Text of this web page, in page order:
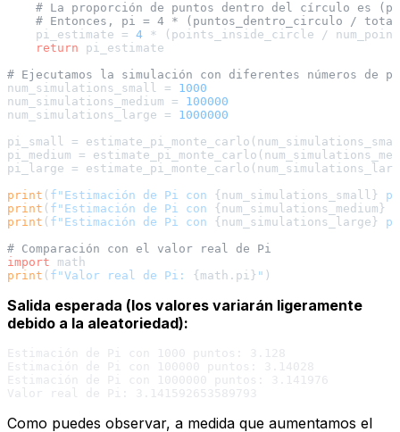
# La proporción de puntos dentro del círculo es
# Entonces, pi = 4 * (puntos_dentro_circulo /
    pi_estimate =
4 * (points_inside_circle /
return pi_estimate
# Ejecutamos la simulación con diferentes números de
num_simulations_small = 1000
num_simulations_medium = 100000
num_simulations_large = 1000000
pi_small =
pi_medium =
pi_large =
print ( f"Estimación de Pi con {num_simulations_small}
print ( f"Estimación de Pi con {num_simulations_medium}
print ( f"Estimación de Pi con {num_simulations_large}
# Comparación con el valor real de Pi
import
print ( f"Valor real de Pi: {math.pi} "
Salida esperada (los valores variarán ligeramente
debido a la aleatoriedad):
Estimación de Pi con 1000 puntos: 3.128
Estimación de Pi con 100000 puntos: 3.14028
Estimación de Pi con 1000000 puntos: 3.141976
Como puedes observar, a medida que aumentamos el